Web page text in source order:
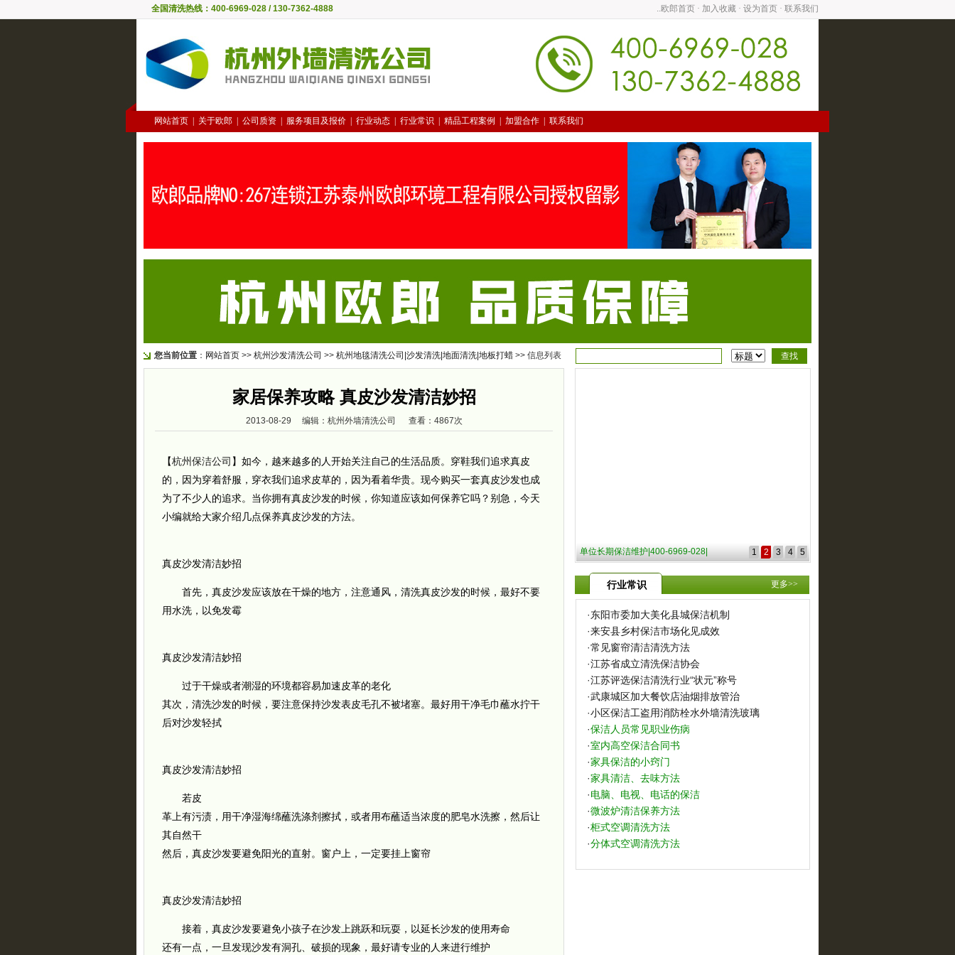
全国清洗热线：400-6969-028 / 130-7362-4888 ..欧郎首页 · 加入收藏 · 设为首页 · 联系我们
网站首页 关于欧郎 公司质资 服务项目及报价 行业动态 行业常识 精品工程案例 加盟合作 联系我们
您当前位置 ： 网站首页 >> 杭州沙发清洗公司 >> 杭州地毯清洗公司|沙发清洗|地面清洗|地板打蜡 >> 信息列表
家居保养攻略 真皮沙发清洁妙招
2013-08-29 编辑：杭州外墙清洗公司 查看：4867次
【杭州保洁公司 】如今，越来越多的人开始关注自己的生活品质。穿鞋我们追求真皮
的，因为穿着舒服，穿衣我们追求皮草的，因为看着华贵。现今购买一套真皮沙发也成
为了不少人的追求。当你拥有真皮沙发的时候，你知道应该如何保养它吗？别急，今天
小编就给大家介绍几点保养真皮沙发的方法。
真皮沙发清洁妙招
首先，真皮沙发应该放在干燥的地方，注意通风，清洗真皮沙发的时候，最好不要
用水洗，以免发霉
真皮沙发清洁妙招
过于干燥或者潮湿的环境都容易加速皮革的老化
其次，清洗沙发的时候，要注意保持沙发表皮毛孔不被堵塞。最好用干净毛巾蘸水拧干
后对沙发轻拭
真皮沙发清洁妙招
若皮
革上有污渍，用干净湿海绵蘸洗涤剂擦拭，或者用布蘸适当浓度的肥皂水洗擦，然后让
其自然干
然后，真皮沙发要避免阳光的直射。窗户上，一定要挂上窗帘
真皮沙发清洁妙招
接着，真皮沙发要避免小孩子在沙发上跳跃和玩耍，以延长沙发的使用寿命
还有一点，一旦发现沙发有洞孔、破损的现象，最好请专业的人来进行维护
杭州国际会议中心 1 2 3 4 5
行业常识 更多>>
·东阳市委加大美化县城保洁机制
·来安县乡村保洁市场化见成效
·常见窗帘清洁清洗方法
·江苏省成立清洗保洁协会
·江苏评选保洁清洗行业“状元”称号
·武康城区加大餐饮店油烟排放管治
·小区保洁工盗用消防栓水外墙清洗玻璃
·保洁人员常见职业伤病
·室内高空保洁合同书
·家具保洁的小窍门
·家具清洁、去味方法
·电脑、电视、电话的保洁
·微波炉清洁保养方法
·柜式空调清洗方法
·分体式空调清洗方法